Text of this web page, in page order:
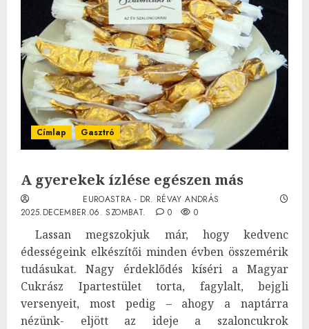
Címlap Gasztró
A gyerekek ízlése egészen más
EUROASTRA - DR. RÉVAY ANDRÁS
2025.DECEMBER.06. SZOMBAT.
0 0
Lassan megszokjuk már, hogy kedvenc
édességeink elkészítői minden évben összemérik
tudásukat. Nagy érdeklődés kíséri a Magyar
Cukrász Ipartestület torta, fagylalt, bejgli
versenyeit, most pedig – ahogy a naptárra
nézünk- eljött az ideje a szaloncukrok